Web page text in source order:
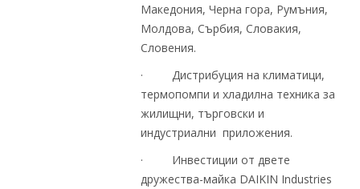
Македония, Черна гора, Румъния,
Молдова, Сърбия, Словакия,
Словения.
· Дистрибуция на климатици,
термопомпи и хладилна техника за
жилищни, търговски и
индустриални приложения.
· Инвестиции от двете
дружества-майка DAIKIN Industries